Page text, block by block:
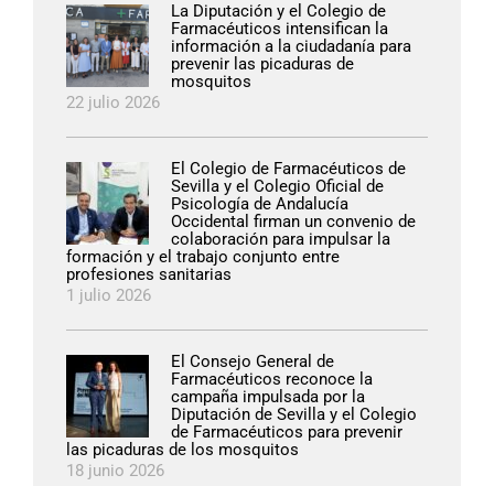
La Diputación y el Colegio de
Farmacéuticos intensifican la
información a la ciudadanía para
prevenir las picaduras de
mosquitos
22 julio 2026
El Colegio de Farmacéuticos de
Sevilla y el Colegio Oficial de
Psicología de Andalucía
Occidental firman un convenio de
colaboración para impulsar la
formación y el trabajo conjunto entre
profesiones sanitarias
1 julio 2026
El Consejo General de
Farmacéuticos reconoce la
campaña impulsada por la
Diputación de Sevilla y el Colegio
de Farmacéuticos para prevenir
las picaduras de los mosquitos
18 junio 2026